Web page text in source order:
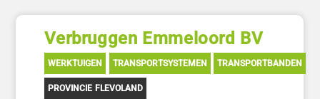
Verbruggen Emmeloord BV
WERKTUIGEN TRANSPORTSYSTEMEN TRANSPORTBANDEN
PROVINCIE FLEVOLAND